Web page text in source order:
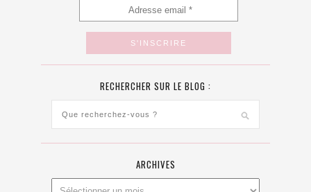
RECHERCHER SUR LE BLOG :
ARCHIVES